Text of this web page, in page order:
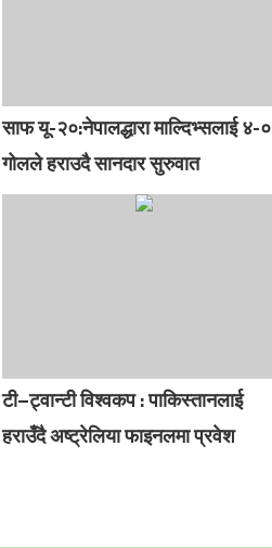
साफ यू-२०:नेपालद्धारा माल्दिभ्सलाई ४-०
गोलले हराउदै सानदार सुरुवात
टी–ट्वान्टी विश्वकप : पाकिस्तानलाई
हराउँदै अष्ट्रेलिया फाइनलमा प्रवेश